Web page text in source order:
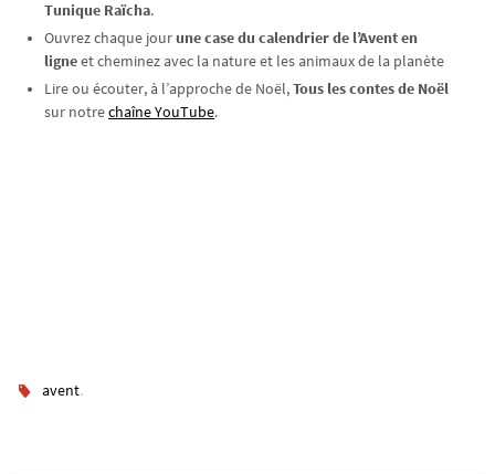
Tunique Raïcha.
Ouvrez chaque jourune case du calendrier de l’Avent en
ligneet cheminez avec la nature et les animaux de la planète
Lire ou écouter, à l’approche de Noël,Tous les contes de Noël
sur notrechaîne YouTube.
avent.